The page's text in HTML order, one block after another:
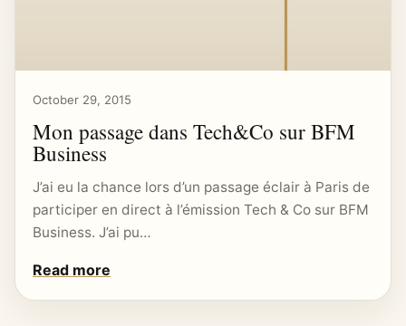
October 29, 2015
Mon passage dans Tech&Co sur BFM
Business
J’ai eu la chance lors d’un passage éclair à Paris de
participer en direct à l’émission Tech & Co sur BFM
Business. J’ai pu…
Read more